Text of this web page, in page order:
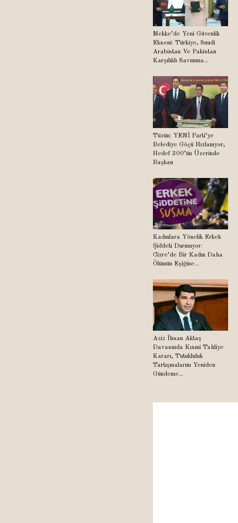
Mekke’de Yeni Güvenlik
Ekseni: Türkiye, Suudi
Arabistan Ve Pakistan
Karşılıklı Savunma...
Tüzün: YENİ Parti’ye
Belediye Göçü Hızlanıyor,
Hedef 300’ün Üzerinde
Başkan
Kadınlara Yönelik Erkek
Şiddeti Durmuyor:
Cizre’de Bir Kadın Daha
Ölümün Eşiğine...
Aziz İhsan Aktaş
Davasında Kısmi Tahliye
Kararı, Tutukluluk
Tartışmalarını Yeniden
Gündeme...